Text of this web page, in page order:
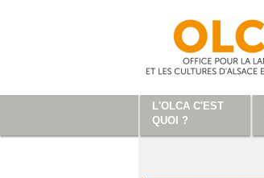
L'OLCA C'EST
QUOI ?